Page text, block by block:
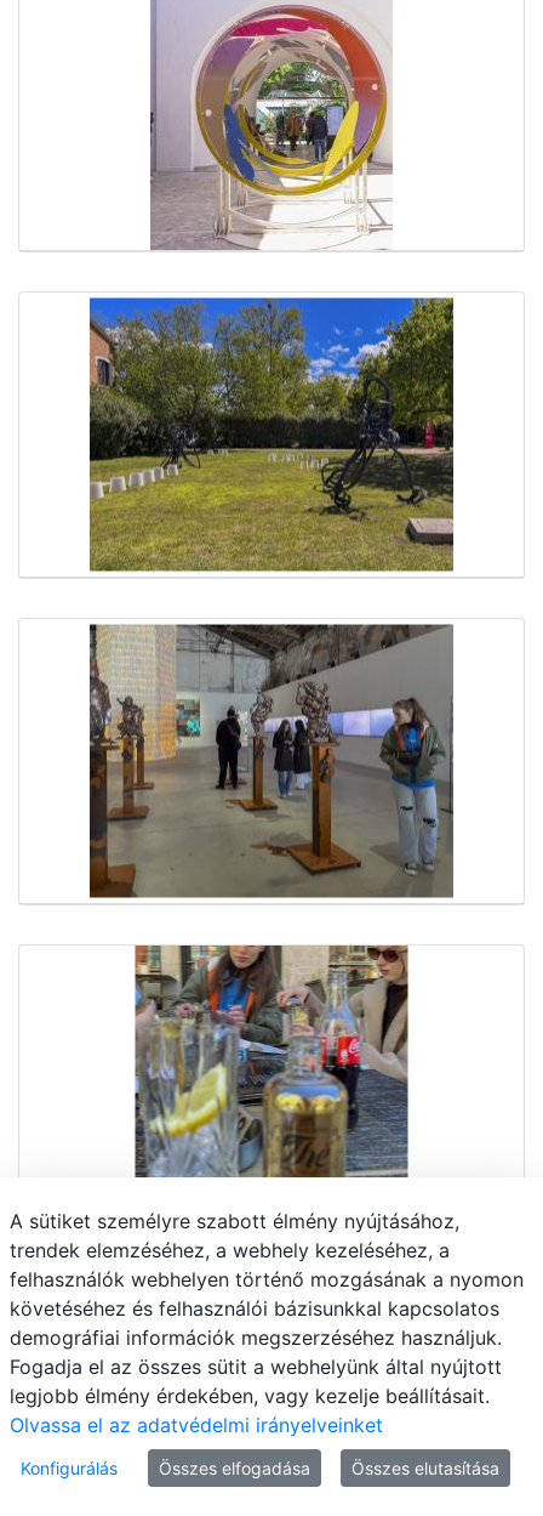
A sütiket személyre szabott élmény nyújtásához,
trendek elemzéséhez, a webhely kezeléséhez, a
felhasználók webhelyen történő mozgásának a nyomon
követéséhez és felhasználói bázisunkkal kapcsolatos
demográfiai információk megszerzéséhez használjuk.
Fogadja el az összes sütit a webhelyünk által nyújtott
legjobb élmény érdekében, vagy kezelje beállításait.
Olvassa el az adatvédelmi irányelveinket
Konfigurálás Összes elfogadása Összes elutasítása